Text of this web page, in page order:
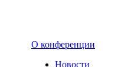
О конференции
Новости